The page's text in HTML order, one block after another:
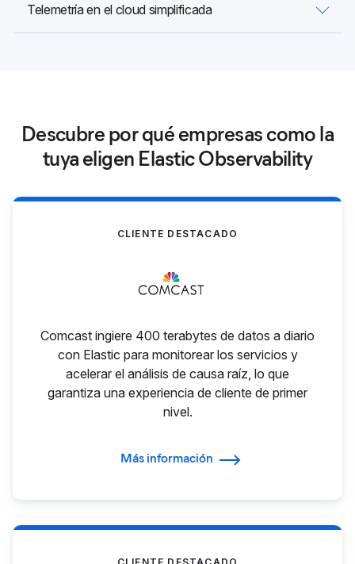
Telemetría en el cloud simplificada
Descubre por qué empresas como la
tuya eligen Elastic Observability
CLIENTE DESTACADO
Comcast ingiere 400 terabytes de datos a diario
con Elastic para monitorear los servicios y
acelerar el análisis de causa raíz, lo que
garantiza una experiencia de cliente de primer
nivel.
Más información